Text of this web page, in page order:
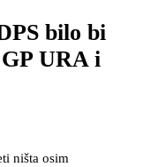
bilo bi
URA i
ništa osim